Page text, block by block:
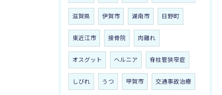
滋賀県 伊賀市 湖南市 日野町
東近江市 接骨院 肉離れ
オスグット ヘルニア 脊柱管狭窄症
しびれ うつ 甲賀市 交通事故治療